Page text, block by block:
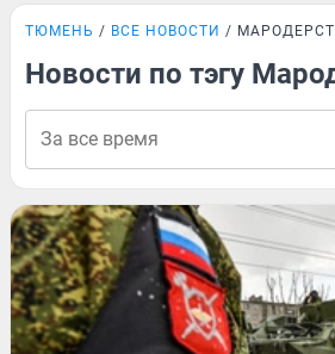
ТЮМЕНЬ ВСЕ НОВОСТИ
Новости по тэгу